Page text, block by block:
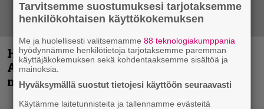
Hellsinki Metal Festival kuvina, osa 1 –
Accept, Carcass, Black Label Society ja
muita avauspäivän esiintyjiä
Tarvitsemme suostumuksesi tarjotaksemme
henkilökohtaisen käyttökokemuksen
Me ja huolellisesti valitsemamme88 teknologiakumppania
hyödynnämme henkilötietoja tarjotaksemme paremman
käyttäjäkokemuksen sekä kohdentaaksemme sisältöä ja
mainoksia.
Hyväksymällä suostut tietojesi käyttöön seuraavasti
Käytämme laitetunnisteita ja tallennamme evästeitä